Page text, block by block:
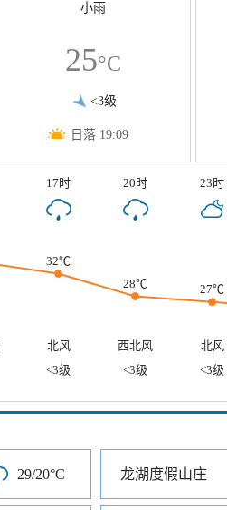
小雨
25°C
<3级
日落 19:09
17时 20时 23时
32℃
28℃
27℃
北风 西北风 北风
<3级 <3级 <3级
29/20°C 龙湖度假山庄